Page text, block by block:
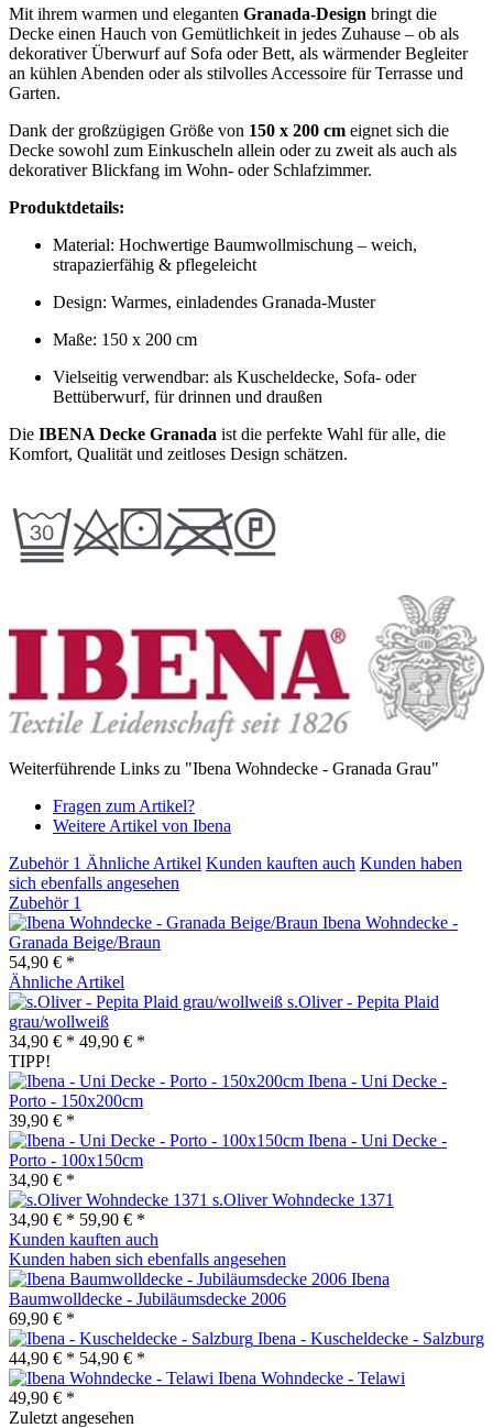
Mit ihrem warmen und eleganten Granada-Design bringt die
Decke einen Hauch von Gemütlichkeit in jedes Zuhause – ob als
dekorativer Überwurf auf Sofa oder Bett, als wärmender Begleiter
an kühlen Abenden oder als stilvolles Accessoire für Terrasse und
Garten.
Dank der großzügigen Größe von 150 x 200 cm eignet sich die
Decke sowohl zum Einkuscheln allein oder zu zweit als auch als
dekorativer Blickfang im Wohn- oder Schlafzimmer.
Produktdetails:
Material: Hochwertige Baumwollmischung – weich,
strapazierfähig & pflegeleicht
Design: Warmes, einladendes Granada-Muster
Maße: 150 x 200 cm
Vielseitig verwendbar: als Kuscheldecke, Sofa- oder
Bettüberwurf, für drinnen und draußen
Die IBENA Decke Granada ist die perfekte Wahl für alle, die
Komfort, Qualität und zeitloses Design schätzen.
Weiterführende Links zu "Ibena Wohndecke - Granada Grau"
Fragen zum Artikel?
Weitere Artikel von Ibena
Zubehör 1 Ähnliche Artikel Kunden kauften auch Kunden haben
sich ebenfalls angesehen
Zubehör 1
Ibena Wohndecke -
Granada Beige/Braun
54,90 € *
Ähnliche Artikel
s.Oliver - Pepita Plaid
grau/wollweiß
34,90 € * 49,90 € *
TIPP!
Ibena - Uni Decke -
Porto - 150x200cm
39,90 € *
Ibena - Uni Decke -
Porto - 100x150cm
34,90 € *
s.Oliver Wohndecke 1371
34,90 € * 59,90 € *
Kunden kauften auch
Kunden haben sich ebenfalls angesehen
Ibena
Baumwolldecke - Jubiläumsdecke 2006
69,90 € *
Ibena - Kuscheldecke - Salzburg
44,90 € * 54,90 € *
Ibena Wohndecke - Telawi
49,90 € *
Zuletzt angesehen